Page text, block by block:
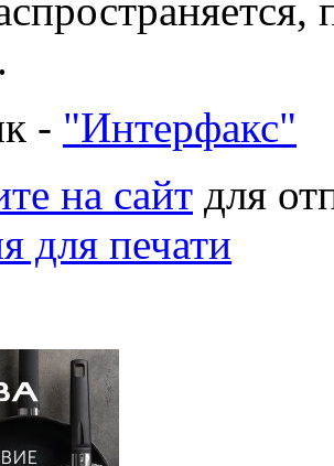
- "Интерфакс"
на сайт для
для печати